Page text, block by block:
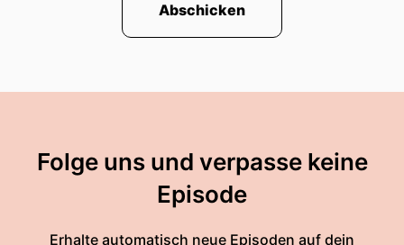
Abschicken
Folge uns und verpasse keine
Episode
Erhalte automatisch neue Episoden auf dein